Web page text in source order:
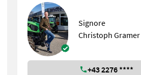
Signore
Christoph Gramer
+43 2276 ****